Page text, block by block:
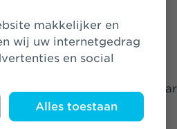
wij uw internetgedrag
en social
Alles toestaan
“Individueel gaat het bij
bedragen, maar bij elkaar
manier gezocht om dit
met ons duurzame